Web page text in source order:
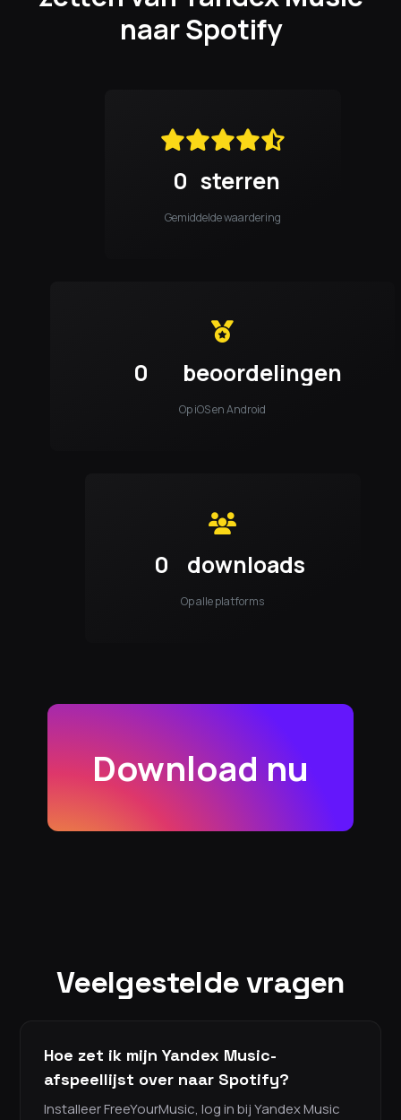
naar Spotify
0 sterren
Gemiddelde waardering
0 beoordelingen
Op iOS en Android
0 downloads
Op alle platforms
Download nu
Veelgestelde vragen
Hoe zet ik mijn Yandex Music-
afspeellijst over naar Spotify?
Installeer FreeYourMusic, log in bij Yandex Music